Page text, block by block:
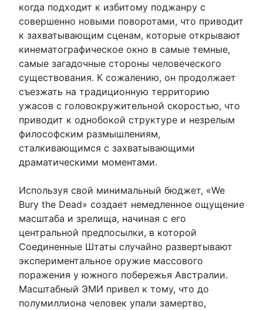
когда подходит к избитому поджанру с
совершенно новыми поворотами, что приводит
к захватывающим сценам, которые открывают
кинематографическое окно в самые темные,
самые загадочные стороны человеческого
существования. К сожалению, он продолжает
съезжать на традиционную территорию
ужасов с головокружительной скоростью, что
приводит к однобокой структуре и незрелым
философским размышлениям,
сталкивающимся с захватывающими
драматическими моментами.
Используя свой минимальный бюджет, «We
Bury the Dead» создает немедленное ощущение
масштаба и зрелища, начиная с его
центральной предпосылки, в которой
Соединенные Штаты случайно развертывают
экспериментальное оружие массового
поражения у южного побережья Австралии.
Масштабный ЭМИ привел к тому, что до
полумиллиона человек упали замертво,